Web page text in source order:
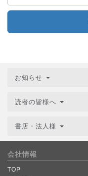
お知らせ
読者の皆様へ
書店・法人様
会社情報
TOP